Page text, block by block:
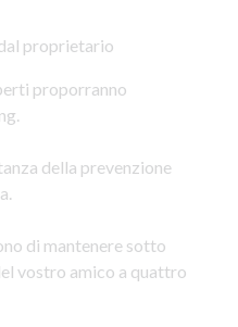
proprietario
proporranno
della prevenzione
di mantenere sotto
vostro amico a quattro